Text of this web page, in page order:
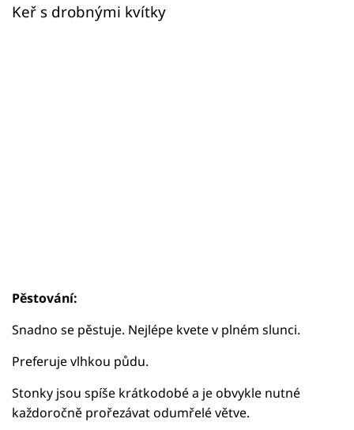
Keř s drobnými kvítky
Pěstování:
Snadno se pěstuje. Nejlépe kvete v plném slunci.
Preferuje vlhkou půdu.
Stonky jsou spíše krátkodobé a je obvykle nutné
každoročně prořezávat odumřelé větve.